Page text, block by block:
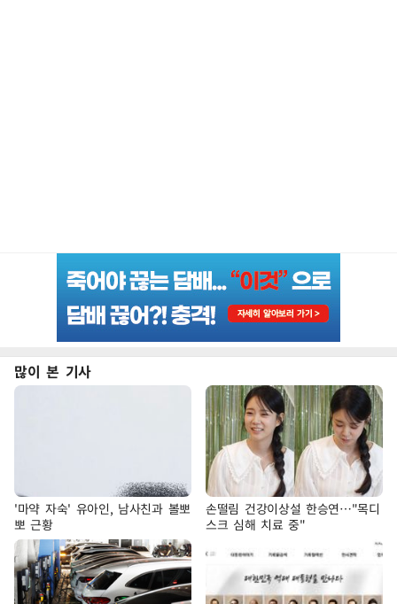
많이 본 기사
'마약 자숙' 유아인, 남사친과 볼뽀
뽀 근황
손떨림 건강이상설 한승연…"목디
스크 심해 치료 중"